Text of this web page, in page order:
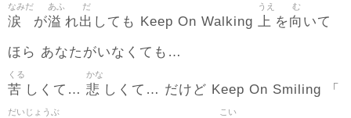
涙
なみだ
が溢
あふ
れ出
だ
しても Keep On Walking 上
うえ
を向
む
いて
ほら あなたがいなくても…
苦
くる
しくて… 悲
かな
しくて… だけど Keep On Smiling 「
だいじょうぶ こい